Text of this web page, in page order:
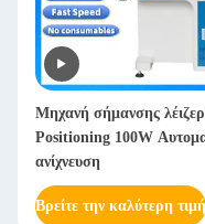
Μηχανή σήμανσης
Positioning 100W
ανίχνευση
Βρείτε την καλύτερη τιμή